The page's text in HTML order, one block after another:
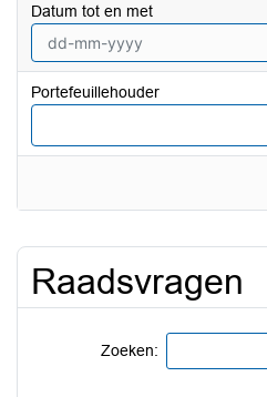
Datum tot en met
Portefeuillehouder
Raadsvragen
Zoeken: